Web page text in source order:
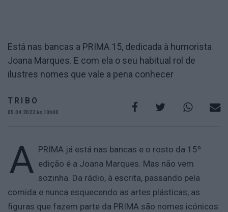
Está nas bancas a PRIMA 15, dedicada à humorista
Joana Marques. E com ela o seu habitual rol de
ilustres nomes que vale a pena conhecer
TRIBO
05.04.2022 às 10h00
A PRIMA já está nas bancas e o rosto da 15º
edição é a Joana Marques. Mas não vem
sozinha. Da rádio, à escrita, passando pela
comida e nunca esquecendo as artes plásticas, as
figuras que fazem parte da PRIMA são nomes icónicos